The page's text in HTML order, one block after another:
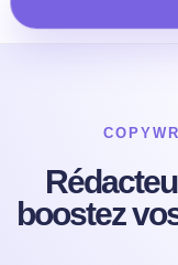
boostez